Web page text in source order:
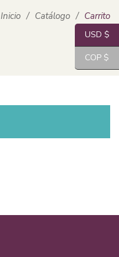
Inicio / Catálogo / Carrito
USD $
COP $